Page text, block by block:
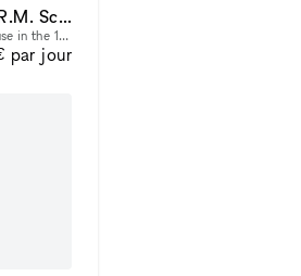
European syle Mid-Century R.M. Schindler Town House on Sunset Blvd
Our unique event space is a Town House in the 1936 Modern Creators R.M. Schindler building in the heart of the Sunset Strip, located on the nicest block in West Hollywood with lots of foot traffic an
par jour